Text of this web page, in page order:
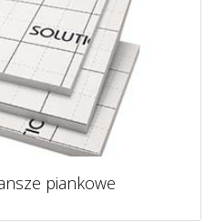
piankowe